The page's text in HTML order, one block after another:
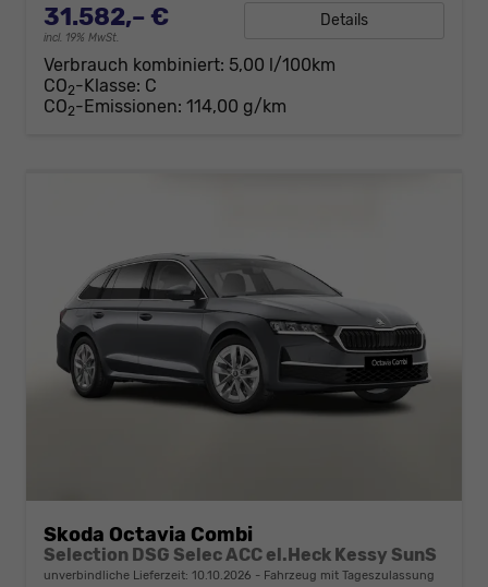
31.582,– €
incl. 19% MwSt.
Details
Verbrauch kombiniert: 5,00 l/100km
CO2-Klasse: C
CO2-Emissionen: 114,00 g/km
Skoda Octavia Combi
Selection DSG Selec ACC el.Heck Kessy SunS
unverbindliche Lieferzeit: 10.10.2026 Fahrzeug mit Tageszulassung